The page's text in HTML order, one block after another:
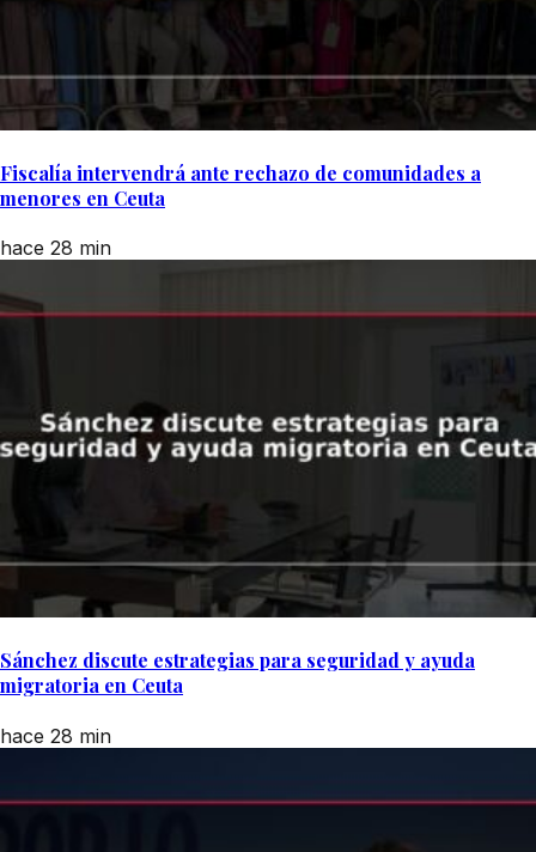
Fiscalía intervendrá ante rechazo de comunidades a
menores en Ceuta
hace 28 min
Sánchez discute estrategias para seguridad y ayuda
migratoria en Ceuta
hace 28 min